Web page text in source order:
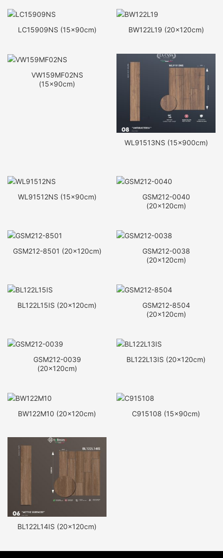
LC15909NS (15x90cm) BW122L19 (20x120cm)
VW159MF02NS
(15x90cm)
WL91513NS (15x900cm)
WL91512NS (15x90cm)
GSM212-0040
(20x120cm)
GSM212-8501 (20x120cm)
GSM212-0038
(20x120cm)
BL122L15IS (20x120cm)
GSM212-8504
(20x120cm)
GSM212-0039
(20x120cm)
BL122L13IS (20x120cm)
BW122M10 (20x120cm) C915108 (15x90cm)
BL122L14IS (20x120cm)